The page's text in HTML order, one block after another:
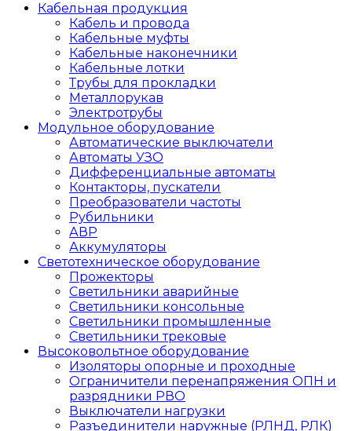
Кабельная продукция
Кабель и провода
Кабельные муфты
Кабельные наконечники
Кабельные лотки
Трубы для прокладки
Металлорукав
Электротрубы
Модульное оборудование
Автоматические выключатели
Автоматы УЗО
Дифференциальные автоматы
Контакторы, пускатели
Преобразователи частоты
Рубильники
АВР
Аккумуляторы
Светотехническое оборудование
Прожекторы
Светильники аварийные
Светильники консольные
Светильники промышленные
Светильники трековые
Высоковольтное оборудование
Изоляторы опорные и проходные
Ограничители перенапряжения ОПН и
разрядники РВО
Выключатели нагрузки
Разъединители наружные (РЛНД, РЛК)